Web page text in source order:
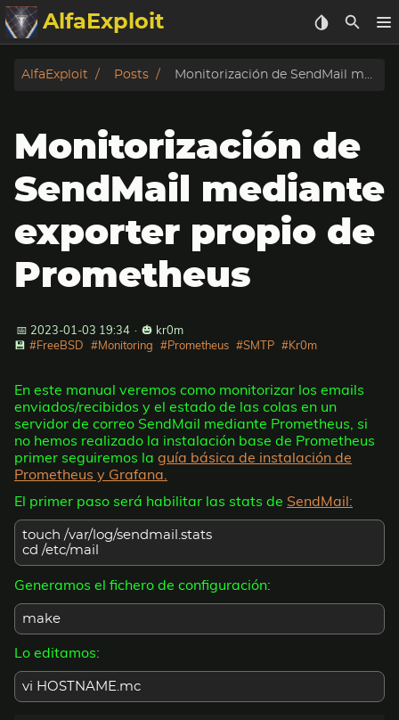
AlfaExploit
Categorias
Info
Bughunter
Badguys
tinysa-tools
Donar
AlfaExploit Posts Monitorización de SendMail mediante exporter propio de Prometheus
Monitorización de
SendMail mediante
exporter propio de
Prometheus
📅 2023-01-03 19:34 · 🎃 kr0m
💾 #FreeBSD #Monitoring #Prometheus #SMTP #Kr0m
En este manual veremos como monitorizar los emails
enviados/recibidos y el estado de las colas en un
servidor de correo SendMail mediante Prometheus, si
no hemos realizado la instalación base de Prometheus
primer seguiremos la guía básica de instalación de
Prometheus y Grafana.
El primer paso será habilitar las stats de SendMail:
touch /var/log/sendmail.stats
cd /etc/mail
Generamos el fichero de configuración:
make
Lo editamos:
vi HOSTNAME.mc